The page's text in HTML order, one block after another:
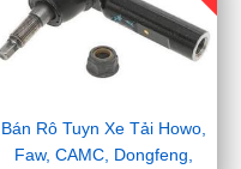
Bán Rô Tuyn Xe Tải Howo,
Faw, CAMC, Dongfeng,